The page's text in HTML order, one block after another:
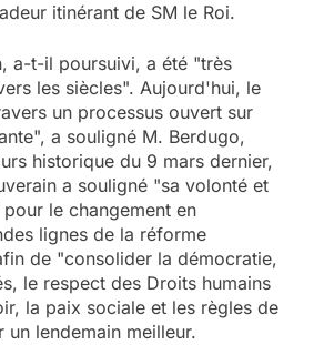
itinérant de SM le Roi.
a-t-il poursuivi, a été "très
les siècles". Aujourd'hui, le
un processus ouvert sur
a souligné M. Berdugo,
historique du 9 mars dernier,
a souligné "sa volonté et
le changement en
lignes de la réforme
de "consolider la démocratie,
le respect des Droits humains
la paix sociale et les règles de
lendemain meilleur.